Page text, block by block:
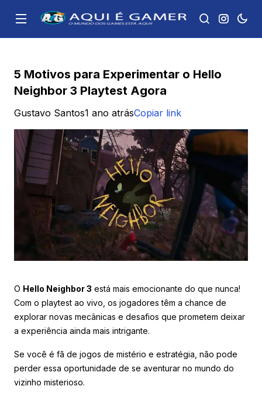
5 Motivos para Experimentar o Hello
Neighbor 3 Playtest Agora
Gustavo Santos1 ano atrásCopiar link
O Hello Neighbor 3 está mais emocionante do que nunca!
Com o playtest ao vivo, os jogadores têm a chance de
explorar novas mecânicas e desafios que prometem deixar
a experiência ainda mais intrigante.
Se você é fã de jogos de mistério e estratégia, não pode
perder essa oportunidade de se aventurar no mundo do
vizinho misterioso.